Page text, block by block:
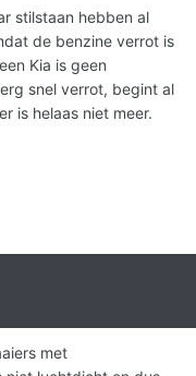
stilstaan hebben al
de benzine verrot is
Kia is geen
snel verrot, begint al
is helaas niet meer.
met